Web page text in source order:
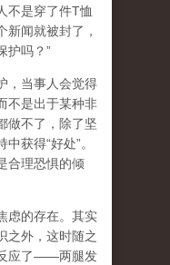
不是穿了件T恤
新闻就被封了，
护吗？”
，当事人会觉得
不是出于某种非
做不了，除了坚
获得“好处”。
合理恐惧的倾
虑的存在。其实
之外，这时随之
应了——两腿发